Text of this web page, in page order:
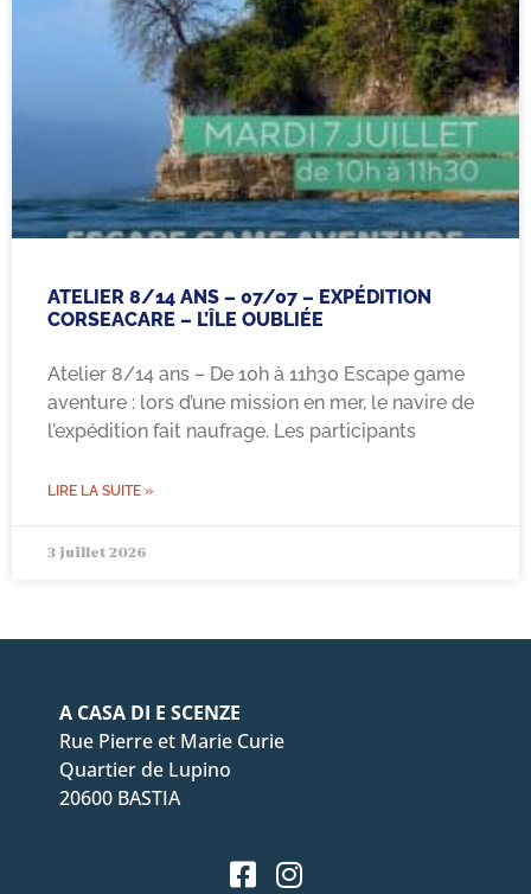
ATELIER 8/14 ANS – 07/07 – EXPÉDITION
CORSEACARE – L’ÎLE OUBLIÉE
Atelier 8/14 ans – De 10h à 11h30 Escape game
aventure : lors d’une mission en mer, le navire de
l’expédition fait naufrage. Les participants
LIRE LA SUITE »
3 juillet 2026
A CASA DI E SCENZE
Rue Pierre et Marie Curie
Quartier de Lupino
20600 BASTIA